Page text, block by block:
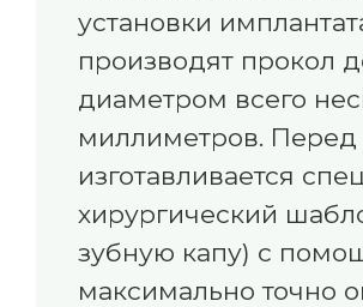
установки
производят прокол
диаметром всего
миллиметров. Перед
изготавливается
хирургический
зубную капу) с
максимально точно